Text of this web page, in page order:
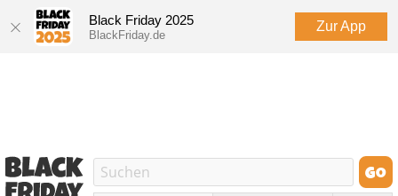
Black Friday 2025
BlackFriday.de
Zur App